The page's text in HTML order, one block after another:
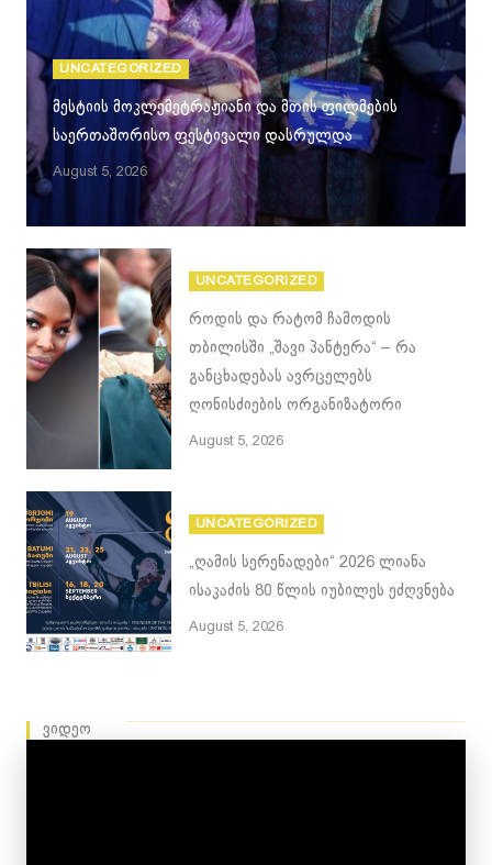
UNCATEGORIZED
მესტიის მოკლემეტრაჟიანი და მთის ფილმების
საერთაშორისო ფესტივალი დასრულდა
August 5, 2026
UNCATEGORIZED
როდის და რატომ ჩამოდის
თბილისში „შავი პანტერა“ – რა
განცხადებას ავრცელებს
ღონისძიების ორგანიზატორი
August 5, 2026
UNCATEGORIZED
„ღამის სერენადები“ 2026 ლიანა
ისაკაძის 80 წლის იუბილეს ეძღვნება
August 5, 2026
ვიდეო